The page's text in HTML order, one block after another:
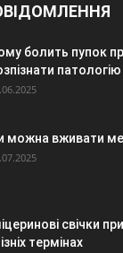
болить пупок
патологію
можна вживати
свічки
термінах